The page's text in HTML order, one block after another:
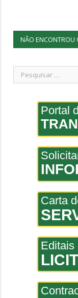
NÃO ENCONTROU
Portal
Carta
Editais